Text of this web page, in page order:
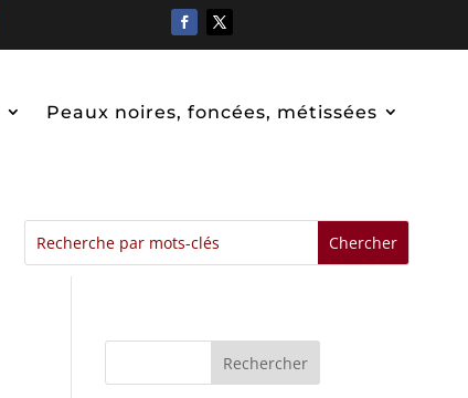
Peaux noires, foncées, métissées
Rechercher